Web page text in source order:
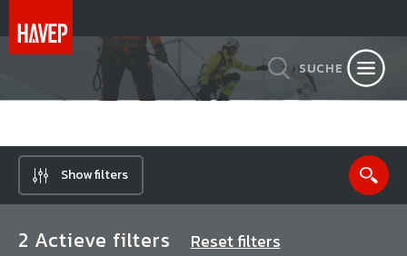
SUCHE
Show filters
2 Actieve filters Reset filters